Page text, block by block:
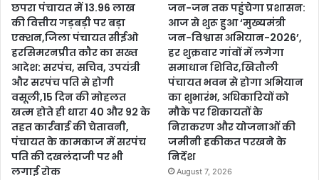
छपरा पंचायत में 13.96 लाख
की वित्तीय गड़बड़ी पर बड़ा
एक्शन,जिला पंचायत सीईओ
हरसिमरनप्रीत कौर का सख्त
आदेश: सरपंच, सचिव, उपयंत्री
और सरपंच पति से होगी
वसूली,15 दिन की मोहलत
खत्म होते ही धारा 40 और 92 के
तहत कार्रवाई की चेतावनी,
पंचायत के कामकाज में सरपंच
पति की दखलंदाजी पर भी
लगाई रोक
जन-जन तक पहुंचेगा प्रशासन:
आज से शुरू हुआ ‘मुख्यमंत्री
जन-विश्वास अभियान-2026’,
हर शुक्रवार गांवों में लगेगा
समाधान शिविर,खितौली
पंचायत भवन से होगा अभियान
का शुभारंभ, अधिकारियों को
मौके पर शिकायतों के
निराकरण और योजनाओं की
जमीनी हकीकत परखने के
निर्देश
August 7, 2026